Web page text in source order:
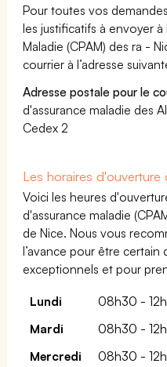
Pour toutes vos
les justificatifs à envoyer à
Maladie (CPAM) des ra -
courrier à l’adresse
Adresse postale pour le
d'assurance maladie des
Cedex 2
Les horaires
Voici les heures
d'assurance maladie
de Nice. Nous vous
l’avance pour être certain
exceptionnels et pour
Lundi
08h30 -
Mardi
08h30 -
Mercredi
08h30 -